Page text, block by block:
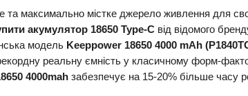
та максимально містке джерело живлення для
акумулятор 18650 Type-C від відомого
модель Keeppower 18650 4000 mAh
реальну ємність у класичному форм-
4000mah забезпечує на 15-20% більше часу